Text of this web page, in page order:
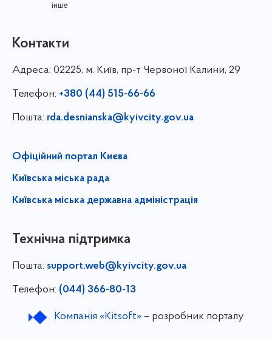
інше
Контакти
Адреса: 02225, м. Київ, пр-т Червоної Калини, 29
Телефон: +380 (44) 515-66-66
Пошта: rda.desnianska@kyivcity.gov.ua
Офіційний портал Києва
Київська міська рада
Київська міська державна адміністрація
Технічна підтримка
Пошта: support.web@kyivcity.gov.ua
Телефон: (044) 366-80-13
Компанія «Kitsoft»– розробник порталу